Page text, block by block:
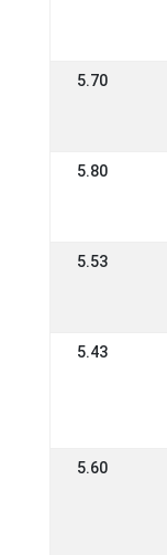
5.70
5.80
5.53
5.43
5.60